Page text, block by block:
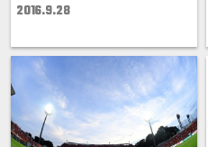
2016.9.28